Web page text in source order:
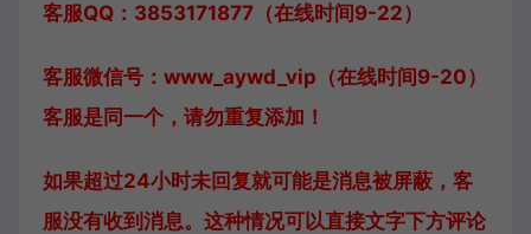
客服QQ：3853171877（在线时间9-22）
客服微信号：www_aywd_vip（在线时间9-20）
客服是同一个，请勿重复添加！
如果超过24小时未回复就可能是消息被屏蔽，客
服没有收到消息。这种情况可以直接文字下方评论